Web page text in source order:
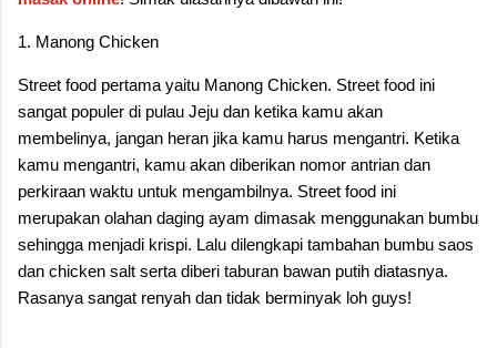
1. Manong Chicken
Street food pertama yaitu Manong Chicken. Street food ini
sangat populer di pulau Jeju dan ketika kamu akan
membelinya, jangan heran jika kamu harus mengantri. Ketika
kamu mengantri, kamu akan diberikan nomor antrian dan
perkiraan waktu untuk mengambilnya. Street food ini
merupakan olahan daging ayam dimasak menggunakan bumbu
sehingga menjadi krispi. Lalu dilengkapi tambahan bumbu saos
dan chicken salt serta diberi taburan bawan putih diatasnya.
Rasanya sangat renyah dan tidak berminyak loh guys!